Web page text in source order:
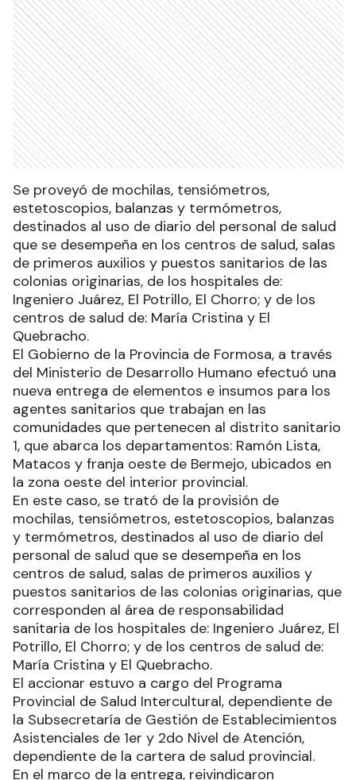
Se proveyó de mochilas, tensiómetros,
estetoscopios, balanzas y termómetros,
destinados al uso de diario del personal de salud
que se desempeña en los centros de salud, salas
de primeros auxilios y puestos sanitarios de las
colonias originarias, de los hospitales de:
Ingeniero Juárez, El Potrillo, El Chorro; y de los
centros de salud de: María Cristina y El
Quebracho.
El Gobierno de la Provincia de Formosa, a través
del Ministerio de Desarrollo Humano efectuó una
nueva entrega de elementos e insumos para los
agentes sanitarios que trabajan en las
comunidades que pertenecen al distrito sanitario
1, que abarca los departamentos: Ramón Lista,
Matacos y franja oeste de Bermejo, ubicados en
la zona oeste del interior provincial.
En este caso, se trató de la provisión de
mochilas, tensiómetros, estetoscopios, balanzas
y termómetros, destinados al uso de diario del
personal de salud que se desempeña en los
centros de salud, salas de primeros auxilios y
puestos sanitarios de las colonias originarias, que
corresponden al área de responsabilidad
sanitaria de los hospitales de: Ingeniero Juárez, El
Potrillo, El Chorro; y de los centros de salud de:
María Cristina y El Quebracho.
El accionar estuvo a cargo del Programa
Provincial de Salud Intercultural, dependiente de
la Subsecretaría de Gestión de Establecimientos
Asistenciales de 1er y 2do Nivel de Atención,
dependiente de la cartera de salud provincial.
En el marco de la entrega, reivindicaron